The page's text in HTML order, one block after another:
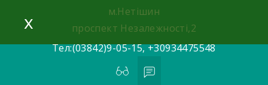
content
м.Нетішин
проспект Незалежності,2
Тел:(03842)9-05-15, +30934475548
x